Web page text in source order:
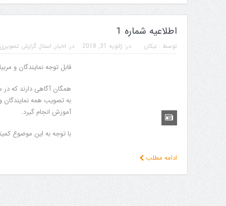
اطلاعیه شماره 1
توسط :نیکان در: ژانویه 31, 2018 در: اخبار, استاژ,گزارش تصویری
قابل توجه نمایندگان و
به تصویب همه نمایندگان
آموزش انجام گیرد.
با توجه به این موضوع
ادامه مطلب